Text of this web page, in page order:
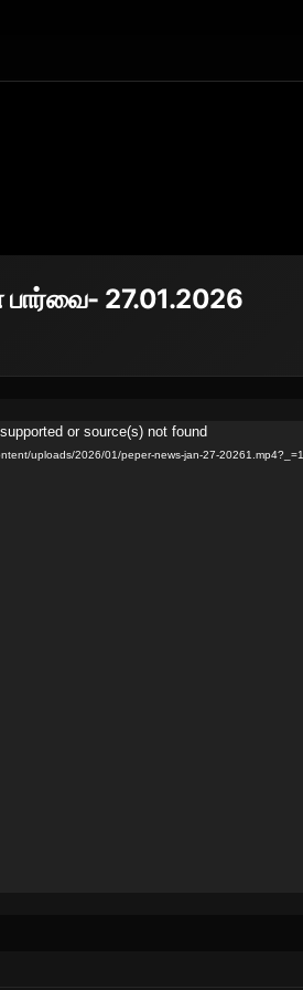
27.01.2026
or source(s) not found
uploads/2026/01/peper-news-jan-27-20261.mp4?_=1